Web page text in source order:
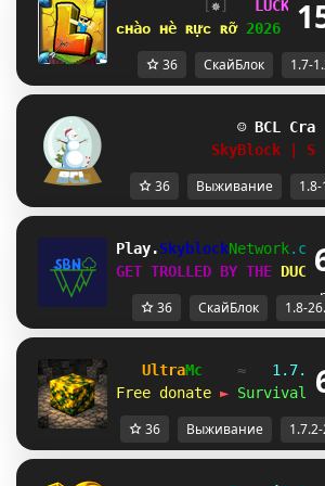
[✵] LUCKYVN
ᴄʜàᴏ ʜè ʀựᴄ ʀỡ 2026 ⋆
36 СкайБлок 1.7-
☺ BCL Craft
SkyBlock |
36 Выживание
Play.SkyblockNetwork.com
GET TROLLED BY THE DUCK
36 СкайБлок 1.8-
UltraMc ≈ 1.7.2
Free donate ► Survival
36 Выживание